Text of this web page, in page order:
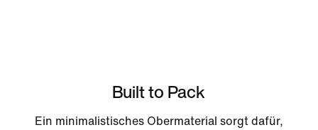
Built to Pack
Ein minimalistisches Obermaterial sorgt dafür,